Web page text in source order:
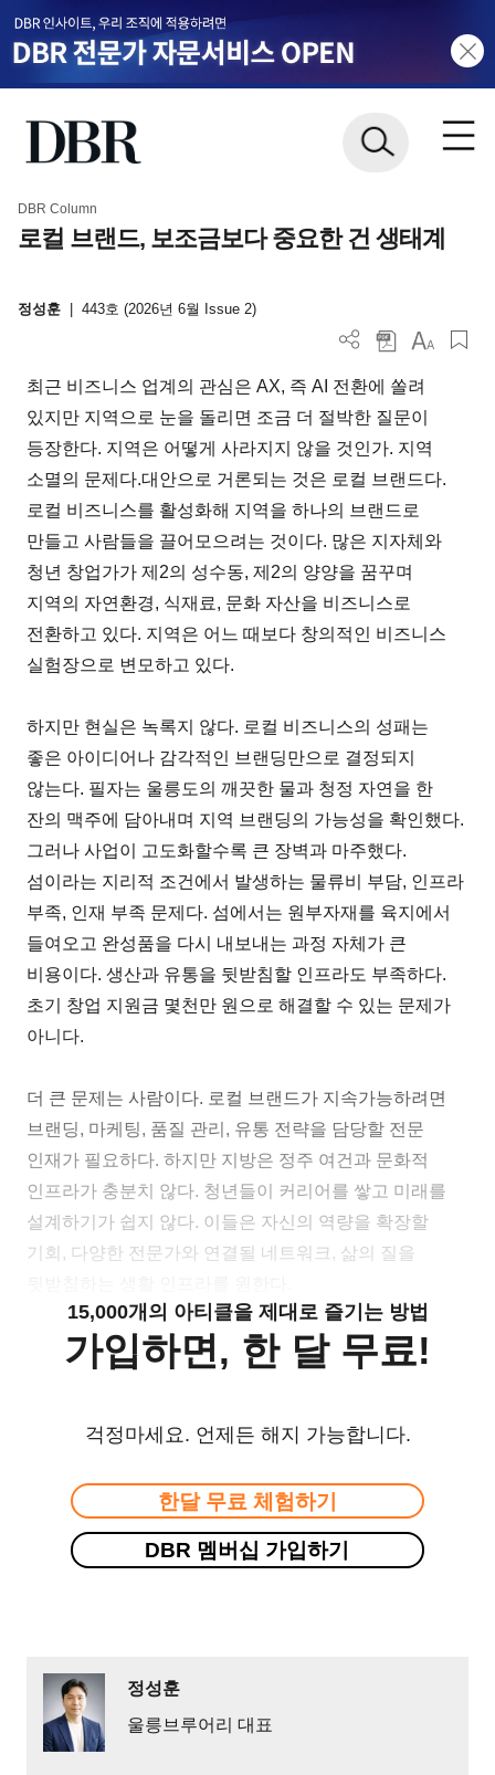
DBR Column
로컬 브랜드, 보조금보다 중요한 건 생태계
정성훈 443호 (2026년 6월 Issue 2)
최근 비즈니스 업계의 관심은 AX, 즉 AI 전환에 쏠려
있지만 지역으로 눈을 돌리면 조금 더 절박한 질문이
등장한다. 지역은 어떻게 사라지지 않을 것인가. 지역
소멸의 문제다.대안으로 거론되는 것은 로컬 브랜드다.
로컬 비즈니스를 활성화해 지역을 하나의 브랜드로
만들고 사람들을 끌어모으려는 것이다. 많은 지자체와
청년 창업가가 제2의 성수동, 제2의 양양을 꿈꾸며
지역의 자연환경, 식재료, 문화 자산을 비즈니스로
전환하고 있다. 지역은 어느 때보다 창의적인 비즈니스
실험장으로 변모하고 있다.
하지만 현실은 녹록지 않다. 로컬 비즈니스의 성패는
좋은 아이디어나 감각적인 브랜딩만으로 결정되지
않는다. 필자는 울릉도의 깨끗한 물과 청정 자연을 한
잔의 맥주에 담아내며 지역 브랜딩의 가능성을 확인했다.
그러나 사업이 고도화할수록 큰 장벽과 마주했다.
섬이라는 지리적 조건에서 발생하는 물류비 부담, 인프라
부족, 인재 부족 문제다. 섬에서는 원부자재를 육지에서
들여오고 완성품을 다시 내보내는 과정 자체가 큰
비용이다. 생산과 유통을 뒷받침할 인프라도 부족하다.
초기 창업 지원금 몇천만 원으로 해결할 수 있는 문제가
아니다.
더 큰 문제는 사람이다. 로컬 브랜드가 지속가능하려면
브랜딩, 마케팅, 품질 관리, 유통 전략을 담당할 전문
인재가 필요하다. 하지만 지방은 정주 여건과 문화적
인프라가 충분치 않다. 청년들이 커리어를 쌓고 미래를
설계하기가 쉽지 않다. 이들은 자신의 역량을 확장할
기회, 다양한 전문가와 연결될 네트워크, 삶의 질을
15,000개의 아티클을 제대로 즐기는 방법
가입하면, 한 달 무료!
걱정마세요. 언제든 해지 가능합니다.
한달 무료 체험하기
DBR 멤버십 가입하기
정성훈
울릉브루어리 대표